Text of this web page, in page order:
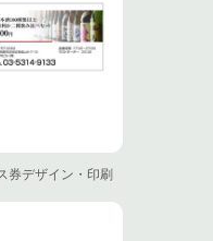
券デザイン・印刷